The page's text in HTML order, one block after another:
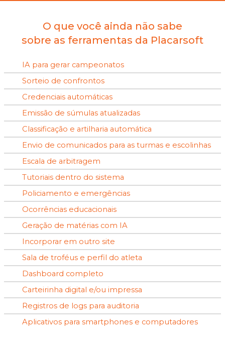
O que você ainda não sabe
sobre as ferramentas da Placarsoft
IA para gerar campeonatos
Sorteio de confrontos
Credenciais automáticas
Emissão de súmulas atualizadas
Classificação e artilharia automática
Envio de comunicados para as turmas e escolinhas
Escala de arbitragem
Tutoriais dentro do sistema
Policiamento e emergências
Ocorrências educacionais
Geração de matérias com IA
Incorporar em outro site
Sala de troféus e perfil do atleta
Dashboard completo
Carteirinha digital e/ou impressa
Registros de logs para auditoria
Aplicativos para smartphones e computadores